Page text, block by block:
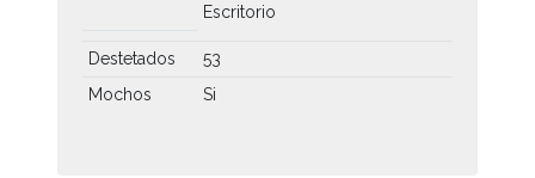
Escritorio
Destetados
53
Mochos
Si